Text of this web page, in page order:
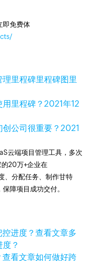
即免费体
理里程碑里程碑图 里
用里程碑？2021年12
创公司很重要？2021
云端项目管理工具，多次
20万+企业在
、分配任务、制作甘特
障项目成功交付。
查看文章多
？
查看文章如何做好跨